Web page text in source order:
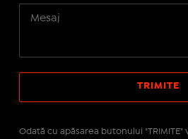
Odată cu apăsarea butonului